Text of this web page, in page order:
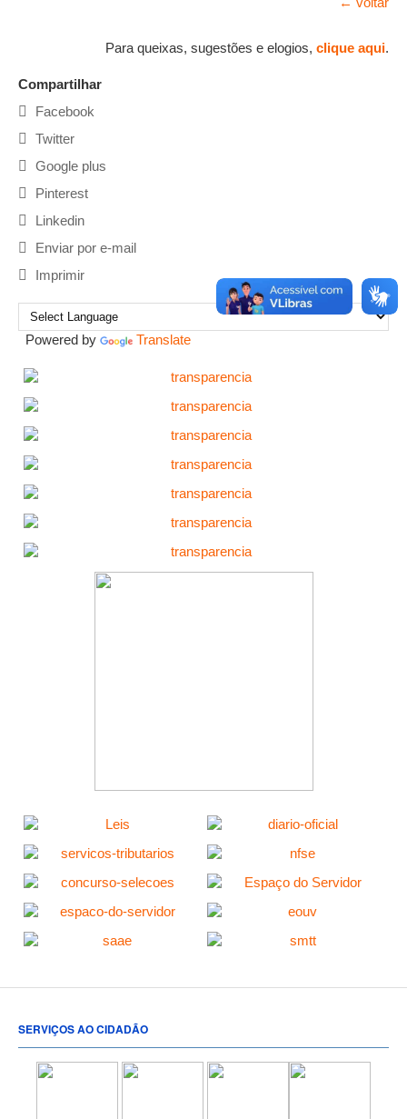
Para queixas, sugestões e elogios, clique aqui.
Compartilhar
Facebook
Twitter
Google plus
Pinterest
Linkedin
Enviar por e-mail
Imprimir
Powered by Translate
SERVIÇOS AO CIDADÃO